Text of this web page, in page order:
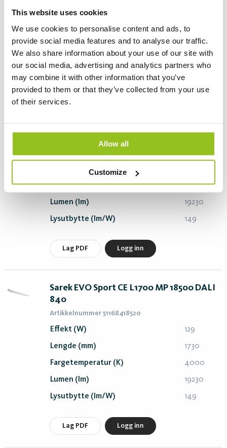
This website uses cookies
We use cookies to personalise content and ads, to
provide social media features and to analyse our traffic.
We also share information about your use of our site with
our social media, advertising and analytics partners who
may combine it with other information that you’ve
provided to them or that they’ve collected from your use
of their services.
Allow all
Customize
Fargetemperatur (K)
Lumen (lm)
Lysutbytte (lm/W) 137
Lag PDF
On/Off 840
Lengde (mm)
Fargetemperatur (K) 4000
Lumen (lm) 19230
Lysutbytte (lm/W) 149
Lag PDF Logg inn
Sarek EVO Sport CE L1700 MP 18500 DALI
840
Artikkelnummer 51168418520
Effekt (W) 129
Lengde (mm) 1730
Fargetemperatur (K) 4000
Lumen (lm) 19230
Lysutbytte (lm/W) 149
Lag PDF Logg inn